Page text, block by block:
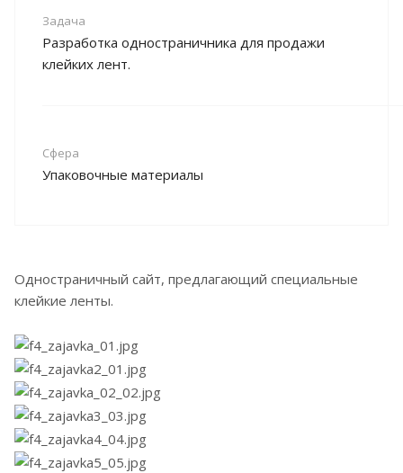
Задача
Разработка одностраничника для продажи
клейких лент.
Сфера
Упаковочные материалы
Одностраничный сайт, предлагающий специальные
клейкие ленты.